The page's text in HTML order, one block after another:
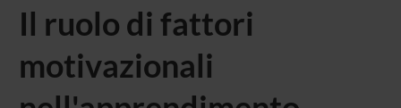
Il ruolo di fattori
motivazionali